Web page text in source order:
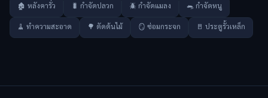
🏚️ หลังคารั่ว 🐛 กำจัดปลวก 🪲 กำจัดแมลง 🐀 กำจัดหนู
🧹 ทำความสะอาด 🌳 ตัดต้นไม้ 🪞 ซ่อมกระจก 🚪 ประตูรั้วเหล็ก